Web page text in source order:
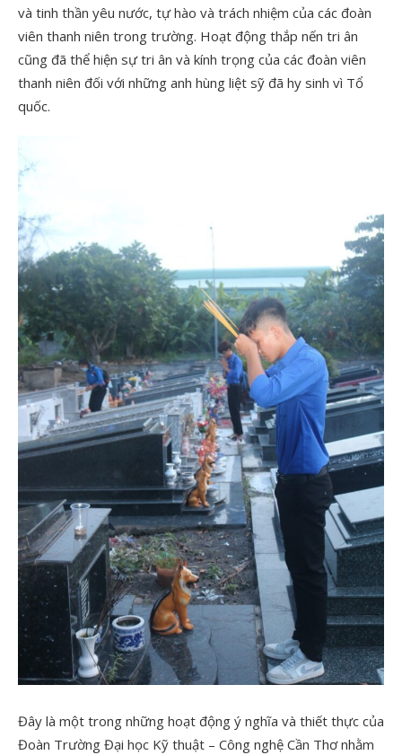
và tinh thần yêu nước, tự hào và trách nhiệm của các đoàn
viên thanh niên trong trường. Hoạt động thắp nến tri ân
cũng đã thể hiện sự tri ân và kính trọng của các đoàn viên
thanh niên đối với những anh hùng liệt sỹ đã hy sinh vì Tổ
quốc.
Đây là một trong những hoạt động ý nghĩa và thiết thực của
Đoàn Trường Đại học Kỹ thuật – Công nghệ Cần Thơ nhằm